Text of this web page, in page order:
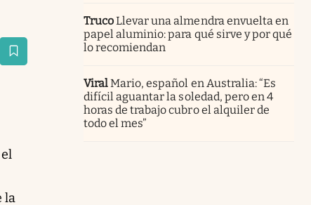
la
TrucoLlevar una almendra envuelta en
papel aluminio: para qué sirve y por qué
lo recomiendan
ViralMario, español en Australia: “Es
difícil aguantar la soledad, pero en 4
horas de trabajo cubro el alquiler de
todo el mes”